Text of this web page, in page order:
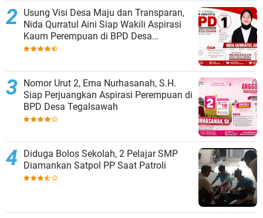
Usung Visi Desa Maju dan Transparan,
Nida Qurratul Aini Siap Wakili Aspirasi
Kaum Perempuan di BPD Desa
Tegalsawah
Nomor Urut 2, Erna Nurhasanah, S.H.
Siap Perjuangkan Aspirasi Perempuan di
BPD Desa Tegalsawah
Diduga Bolos Sekolah, 2 Pelajar SMP
Diamankan Satpol PP Saat Patroli